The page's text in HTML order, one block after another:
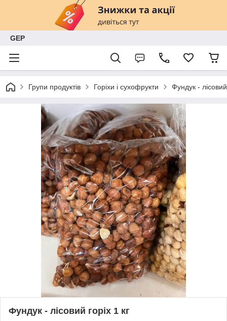
GEP
Групи продуктів Горіхи і сухофрукти Фундук - лісовий
Фундук - лісовий горіх 1 кг